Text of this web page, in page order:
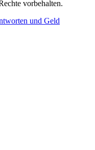
vorbehalten.